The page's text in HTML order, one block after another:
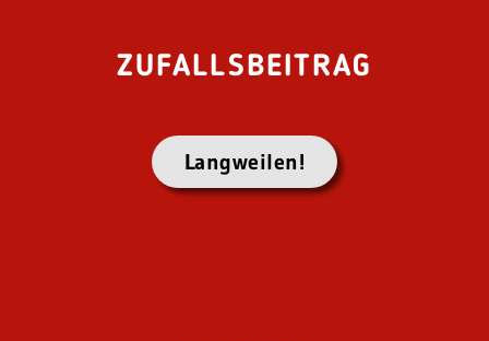
ZUFALLSBEITRAG
Langweilen!